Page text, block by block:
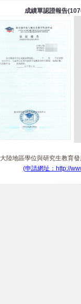
成績單認證報告
大陸地區學位與研究生教育
(申請網址：http://